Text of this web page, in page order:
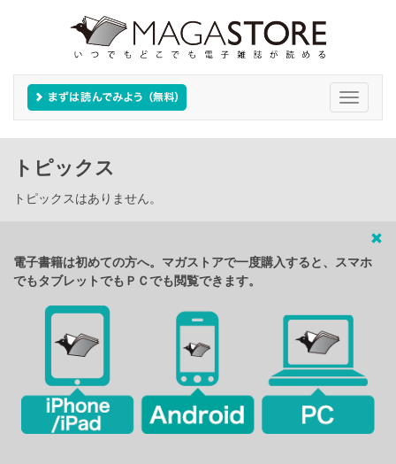
Toggle
トピックス
トピックスはありません。
電子書籍は初めての方へ。マガストアで一度購入すると、スマホ
でもタブレットでもＰＣでも閲覧できます。